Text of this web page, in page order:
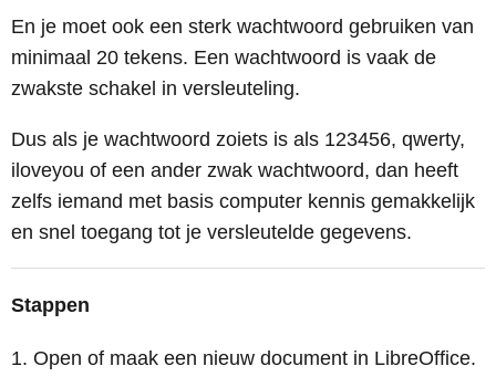
En je moet ook een sterk wachtwoord gebruiken van
minimaal 20 tekens. Een wachtwoord is vaak de
zwakste schakel in versleuteling.
Dus als je wachtwoord zoiets is als 123456, qwerty,
iloveyou of een ander zwak wachtwoord, dan heeft
zelfs iemand met basis computer kennis gemakkelijk
en snel toegang tot je versleutelde gegevens.
Stappen
Open of maak een nieuw document in LibreOffice.